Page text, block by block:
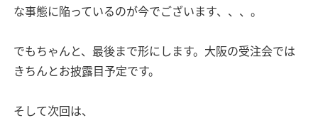
な事態に陥っているのが今でございます、、、。
でもちゃんと、最後まで形にします。大阪の受注会では
きちんとお披露目予定です。
そして次回は、